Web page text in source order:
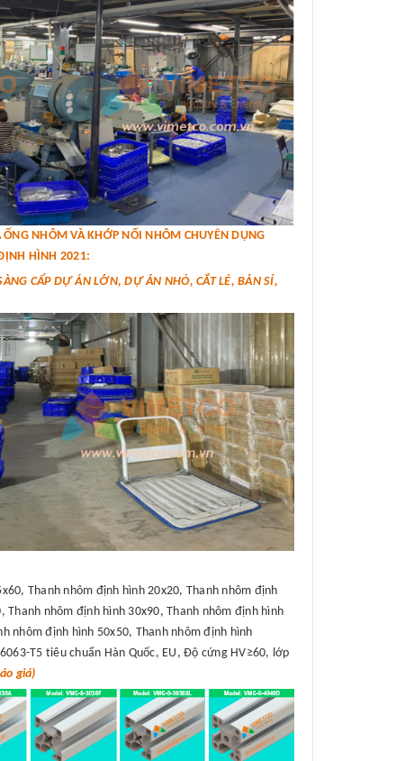
NHÔM VÀ KHỚP NỐI NHÔM CHUYÊN DỤNG
HÌNH 2021:
CẤP DỰ ÁN LỚN, DỰ ÁN NHỎ, CẮT LẺ, BÁN SỈ,
Thanh nhôm định hình 20x20, Thanh nhôm định
Thanh nhôm định hình 30x90, Thanh nhôm định hình
nhôm định hình 50x50, Thanh nhôm định hình
T5 tiêu chuẩn Hàn Quốc, EU, Độ cứng HV≥60, lớp
giá)